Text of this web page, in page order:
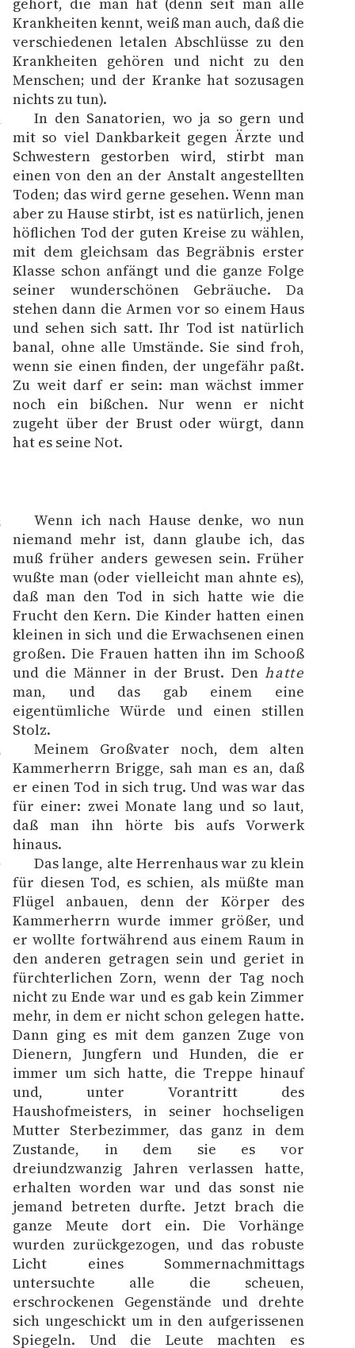
Krankheiten kennt, weiß man auch, daß die
verschiedenen letalen Abschlüsse zu den
Krankheiten gehören und nicht zu den
Menschen; und der Kranke hat sozusagen
nichts zu tun).
In den Sanatorien, wo ja so gern und
mit so viel Dankbarkeit gegen Ärzte und
Schwestern gestorben wird, stirbt man
einen von den an der Anstalt angestellten
Toden; das wird gerne gesehen. Wenn man
aber zu Hause stirbt, ist es natürlich, jenen
höflichen Tod der guten Kreise zu wählen,
mit dem gleichsam das Begräbnis erster
Klasse schon anfängt und die ganze Folge
seiner wunderschönen Gebräuche. Da
stehen dann die Armen vor so einem Haus
und sehen sich satt. Ihr Tod ist natürlich
banal, ohne alle Umstände. Sie sind froh,
wenn sie einen finden, der ungefähr paßt.
Zu weit darf er sein: man wächst immer
noch ein bißchen. Nur wenn er nicht
zugeht über der Brust oder würgt, dann
hat es seine Not.
Wenn ich nach Hause denke, wo nun
niemand mehr ist, dann glaube ich, das
muß früher anders gewesen sein. Früher
wußte man (oder vielleicht man ahnte es),
daß man den Tod in sich hatte wie die
Frucht den Kern. Die Kinder hatten einen
kleinen in sich und die Erwachsenen einen
großen. Die Frauen hatten ihn im Schooß
und die Männer in der Brust. Den hatte
man, und das gab einem eine
eigentümliche Würde und einen stillen
Stolz.
Meinem Großvater noch, dem alten
Kammerherrn Brigge, sah man es an, daß
er einen Tod in sich trug. Und was war das
für einer: zwei Monate lang und so laut,
daß man ihn hörte bis aufs Vorwerk
hinaus.
Das lange, alte Herrenhaus war zu klein
für diesen Tod, es schien, als müßte man
Flügel anbauen, denn der Körper des
Kammerherrn wurde immer größer, und
er wollte fortwährend aus einem Raum in
den anderen getragen sein und geriet in
fürchterlichen Zorn, wenn der Tag noch
nicht zu Ende war und es gab kein Zimmer
mehr, in dem er nicht schon gelegen hatte.
Dann ging es mit dem ganzen Zuge von
Dienern, Jungfern und Hunden, die er
immer um sich hatte, die Treppe hinauf
und, unter Vorantritt des
Haushofmeisters, in seiner hochseligen
Mutter Sterbezimmer, das ganz in dem
Zustande, in dem sie es vor
dreiundzwanzig Jahren verlassen hatte,
erhalten worden war und das sonst nie
jemand betreten durfte. Jetzt brach die
ganze Meute dort ein. Die Vorhänge
wurden zurückgezogen, und das robuste
Licht eines Sommernachmittags
untersuchte alle die scheuen,
erschrockenen Gegenstände und drehte
sich ungeschickt um in den aufgerissenen
Spiegeln. Und die Leute machten es